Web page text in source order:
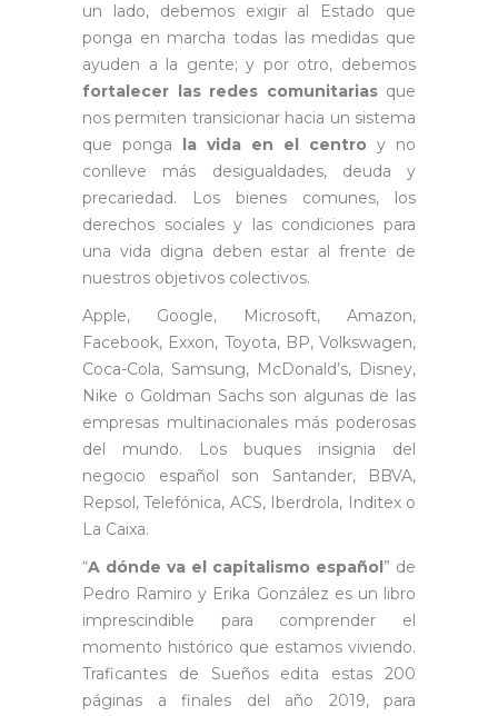
un lado, debemos exigir al Estado que
ponga en marcha todas las medidas que
ayuden a la gente; y por otro, debemos
fortalecer las redes comunitariasque
nos permiten transicionar hacia un sistema
que ponga la vida en el centro y no
conlleve más desigualdades, deuda y
precariedad. Los bienes comunes, los
derechos sociales y las condiciones para
una vida digna deben estar al frente de
nuestros objetivos colectivos.
Apple, Google, Microsoft, Amazon,
Facebook, Exxon, Toyota, BP, Volkswagen,
Coca-Cola, Samsung, McDonald’s, Disney,
Nike o Goldman Sachs son algunas de las
empresas multinacionales más poderosas
del mundo. Los buques insignia del
negocio español son Santander, BBVA,
Repsol, Telefónica, ACS, Iberdrola, Inditex o
La Caixa.
“A dónde va el capitalismo español” de
Pedro Ramiro y Erika González es un libro
imprescindible para comprender el
momento histórico que estamos viviendo.
Traficantes de Sueños edita estas 200
páginas a finales del año 2019, para